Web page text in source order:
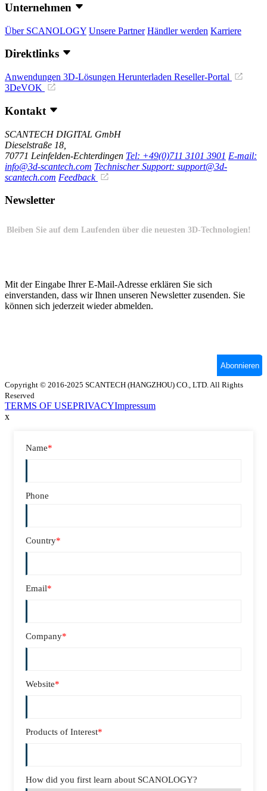
Unternehmen
Über SCANOLOGY Unsere Partner Händler werden Karriere
Direktlinks
Anwendungen 3D-Lösungen Herunterladen Reseller-Portal
3DeVOK
Kontakt
SCANTECH DIGITAL GmbH
Dieselstraße 18,
70771 Leinfelden-Echterdingen Tel: +49(0)711 3101 3901 E-mail:
info@3d-scantech.com Technischer Support: support@3d-
scantech.com Feedback
Newsletter
Copyright © 2016-2025 SCANTECH (HANGZHOU) CO., LTD. All Rights
Reserved
TERMS OF USEPRIVACYImpressum
x
Name*
Phone
Country*
Email*
Company*
Website*
Products of Interest*
How did you first learn about SCANOLOGY?